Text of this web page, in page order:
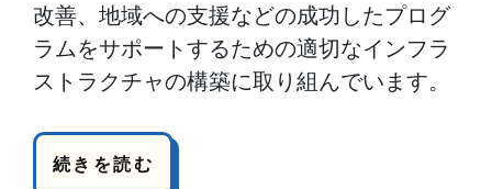
改善、地域への支援などの成功したプログ
ラムをサポートするための適切なインフラ
ストラクチャの構築に取り組んでいます。
続きを読む